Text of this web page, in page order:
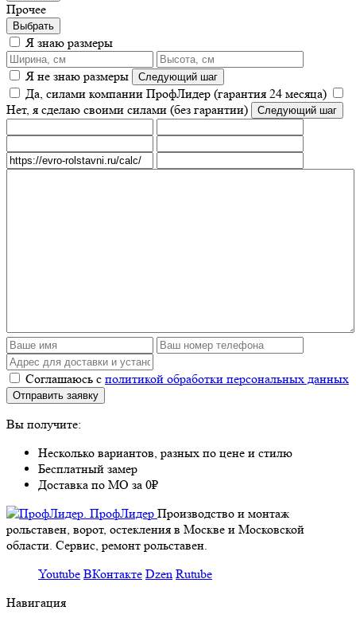
Прочее
Выбрать
Я знаю размеры
Я не знаю размеры
Да, силами компании ПрофЛидер (гарантия 24 месяца)
Нет, я сделаю своими силами (без гарантии)
Соглашаюсь с политикой обработки персональных данных
Вы получите:
Несколько вариантов, разных по цене и стилю
Бесплатный замер
Доставка по МО за 0₽
Производство и монтаж
рольставен, ворот, остекления в Москве и Московской
области. Сервис, ремонт рольставен.
Youtube ВКонтакте Dzen Rutube
Навигация